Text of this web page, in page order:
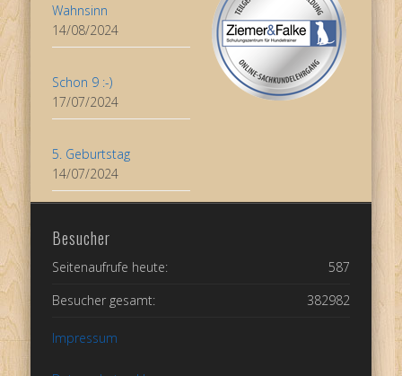
Wahnsinn
14/08/2024
Schon 9 :-)
17/07/2024
5. Geburtstag
14/07/2024
Besucher
587
Seitenaufrufe heute:
382982
Besucher gesamt:
Impressum